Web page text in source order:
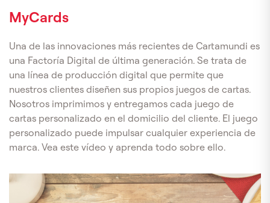
MyCards
Una de las innovaciones más recientes de Cartamundi es
una Factoría Digital de última generación. Se trata de
una línea de producción digital que permite que
nuestros clientes diseñen sus propios juegos de cartas.
Nosotros imprimimos y entregamos cada juego de
cartas personalizado en el domicilio del cliente. El juego
personalizado puede impulsar cualquier experiencia de
marca. Vea este vídeo y aprenda todo sobre ello.